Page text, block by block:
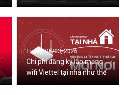
khắc phục nhanh nhất
Friday, 06/03/2026
Chi phí đăng ký lắp mạng
wifi Viettel tại nhà như thế
nào ?